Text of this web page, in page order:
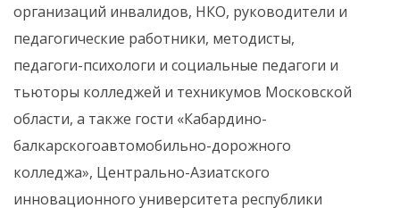
организаций инвалидов, НКО, руководители и
педагогические работники, методисты,
педагоги-психологи и социальные педагоги и
тьюторы колледжей и техникумов Московской
области, а также гости «Кабардино-
балкарскогоавтомобильно-дорожного
колледжа», Центрально-Азиатского
инновационного университета республики